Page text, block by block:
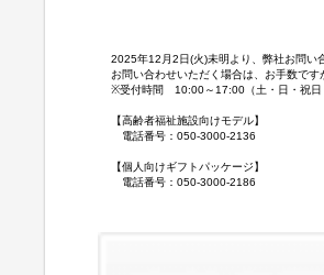
2025年12月2日(火)未明より、弊社お問い
お問い合わせいただく場合は、お手数で
※受付時間 10:00～17:00（土・日・祝日
【高齢者福祉施設向けモデル】
電話番号：050-3000-2136
【個人向けギフトパッケージ】
電話番号：050-3000-2186